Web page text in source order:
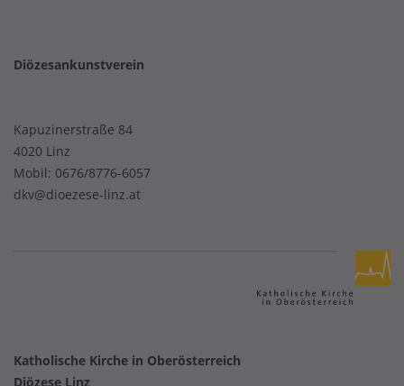
Diözesankunstverein
Kapuzinerstraße 84
4020 Linz
Mobil: 0676/8776-6057
dkv@dioezese-linz.at
Katholische Kirche in Oberösterreich
Diözese Linz